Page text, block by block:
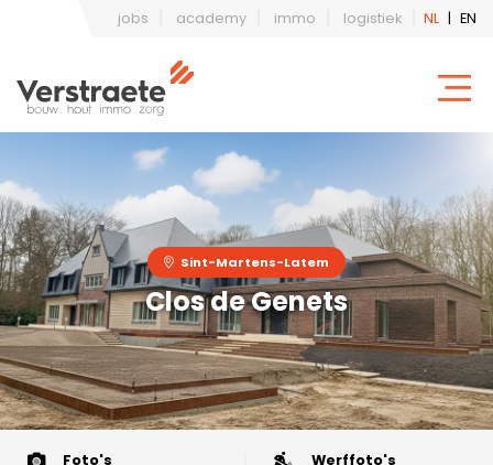
jobs academy immo logistiek NL | EN
Sint-Martens-Latem
Clos de Genets
Foto's Werffoto's